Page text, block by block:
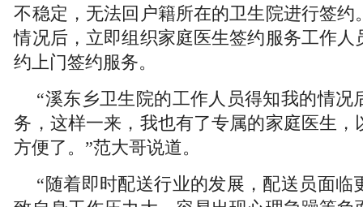
不稳定，无法回户籍所在的卫生院进行签约
情况后，立即组织家庭医生签约服务工作人
约上门签约服务。
“溪东乡卫生院的工作人员得知我的情况
务，这样一来，我也有了专属的家庭医生，
方便了。”范大哥说道。
“随着即时配送行业的发展，配送员面临